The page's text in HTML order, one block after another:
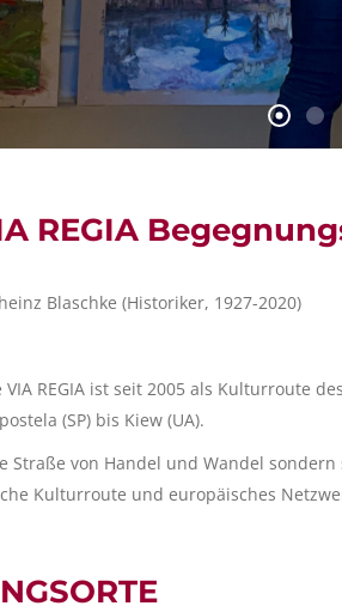
REGIA
Blaschke (Historiker, 1927-2020)
REGIA ist seit 2005 als Kulturroute
(SP) bis Kiew (UA).
Straße von Handel und Wandel
Kulturroute und europäisches